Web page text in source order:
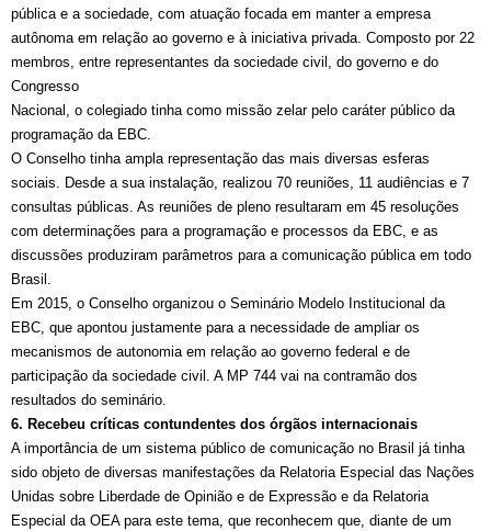
pública e a sociedade, com atuação focada em manter a empresa
autônoma em relação ao governo e à iniciativa privada. Composto por 22
membros, entre representantes da sociedade civil, do governo e do
Congresso
Nacional, o colegiado tinha como missão zelar pelo caráter público da
programação da EBC.
O Conselho tinha ampla representação das mais diversas esferas
sociais. Desde a sua instalação, realizou 70 reuniões, 11 audiências e 7
consultas públicas. As reuniões de pleno resultaram em 45 resoluções
com determinações para a programação e processos da EBC, e as
discussões produziram parâmetros para a comunicação pública em todo
Brasil.
Em 2015, o Conselho organizou o Seminário Modelo Institucional da
EBC, que apontou justamente para a necessidade de ampliar os
mecanismos de autonomia em relação ao governo federal e de
participação da sociedade civil. A MP 744 vai na contramão dos
resultados do seminário.
6. Recebeu críticas contundentes dos órgãos internacionais
A importância de um sistema público de comunicação no Brasil já tinha
sido objeto de diversas manifestações da Relatoria Especial das Nações
Unidas sobre Liberdade de Opinião e de Expressão e da Relatoria
Especial da OEA para este tema, que reconhecem que, diante de um